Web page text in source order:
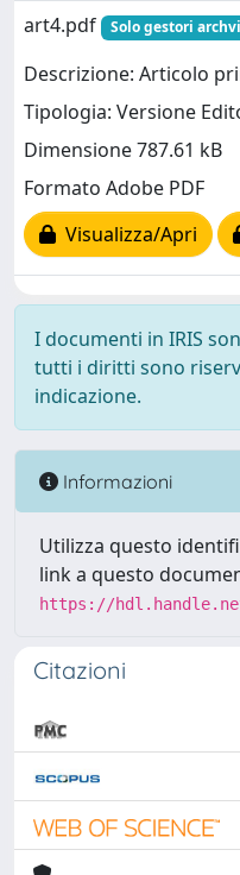
art4.pdf
Solo gestori
Descrizione: Articolo
Tipologia: Versione
Dimensione 787.61 kB
Formato Adobe PDF
Visualizza/Apri
I documenti in IRIS
tutti i diritti sono
indicazione.
Informazioni
Utilizza questo
link a questo
https://
Citazioni